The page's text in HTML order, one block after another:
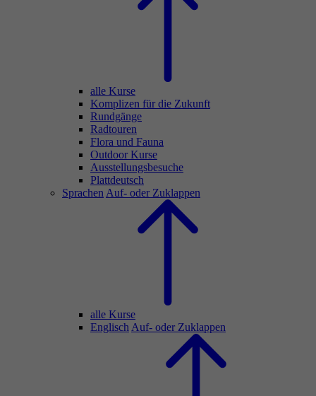
alle Kurse
Komplizen für die Zukunft
Rundgänge
Radtouren
Flora und Fauna
Outdoor Kurse
Ausstellungsbesuche
Plattdeutsch
Sprachen Auf- oder Zuklappen
alle Kurse
Englisch Auf- oder Zuklappen